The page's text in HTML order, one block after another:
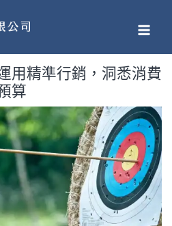
用精準行銷，洞悉消費
算